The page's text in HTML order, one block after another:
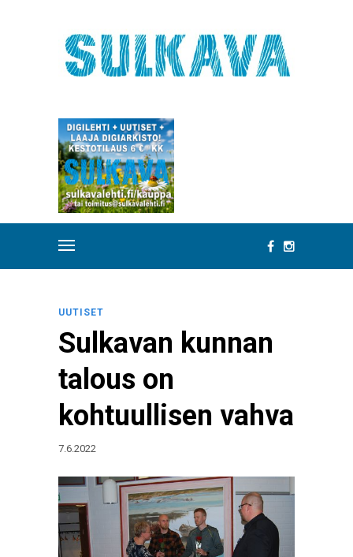
UUTISET
Sulkavan kunnan
talous on
kohtuullisen vahva
7.6.2022